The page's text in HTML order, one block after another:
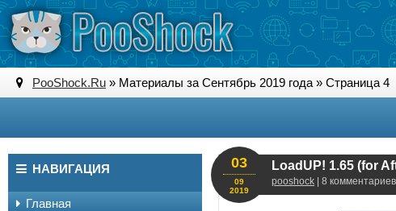
PooShock.Ru » Материалы за Сентябрь 2019 года » Страница 4
LoadUP! 1.65 (for
pooshock | 8
03
09
2019
НАВИГАЦИЯ
Главная